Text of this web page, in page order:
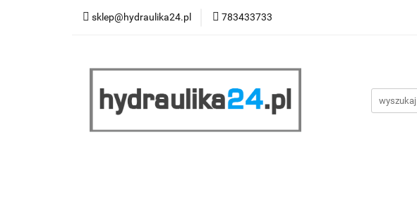
sklep@hydraulika24.pl 783433733
Łazienka
Wyprzedaż WYCENA ZESTAWÓW